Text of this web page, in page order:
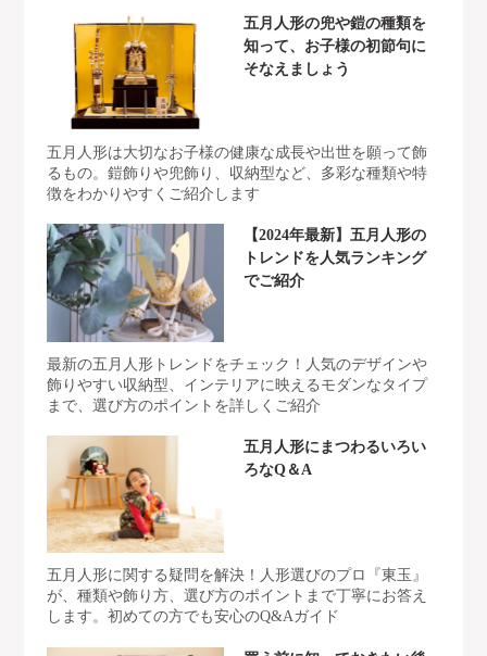
五月人形の兜や鎧の種類を
知って、お子様の初節句に
そなえましょう
五月人形は大切なお子様の健康な成長や出世を願って飾
るもの。鎧飾りや兜飾り、収納型など、多彩な種類や特
徴をわかりやすくご紹介します
【2024年最新】五月人形の
トレンドを人気ランキング
でご紹介
最新の五月人形トレンドをチェック！人気のデザインや
飾りやすい収納型、インテリアに映えるモダンなタイプ
まで、選び方のポイントを詳しくご紹介
五月人形にまつわるいろい
ろなQ＆A
五月人形に関する疑問を解決！人形選びのプロ『東玉』
が、種類や飾り方、選び方のポイントまで丁寧にお答え
します。初めての方でも安心のQ&Aガイド